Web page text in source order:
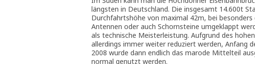
längsten in Deutschland. Die insgesamt 14.600t
Durchfahrtshöhe von maximal 42m, bei
Antennen oder auch Schornsteine umgeklappt
als technische Meisterleistung. Aufgrund des
allerdings immer weiter reduziert werden, Anfang
2008 wurde dann endlich das marode Mittelteil
normal genutzt werden.